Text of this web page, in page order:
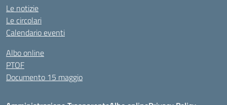
Le notizie
Le circolari
Calendario eventi
Albo online
PTOF
Documento 15 maggio